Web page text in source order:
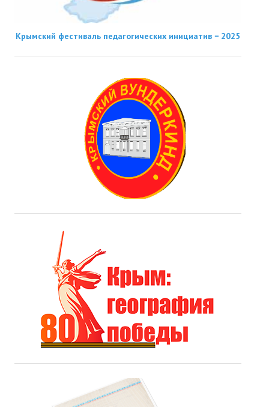
Крымский фестиваль педагогических инициатив − 2025